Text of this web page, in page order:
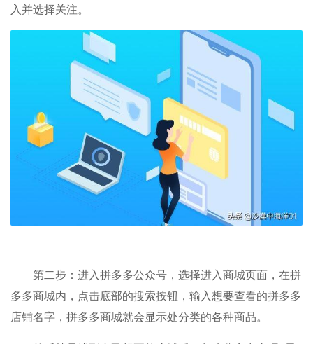
入并选择关注。
第二步：进入拼多多公众号，选择进入商城页面，在拼
多多商城内，点击底部的搜索按钮，输入想要查看的拼多多
店铺名字，拼多多商城就会显示处分类的各种商品。